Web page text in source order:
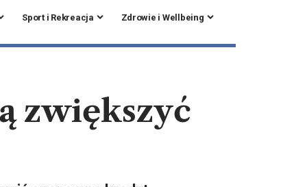
Sport i Rekreacja Zdrowie i Wellbeing
zwiększyć